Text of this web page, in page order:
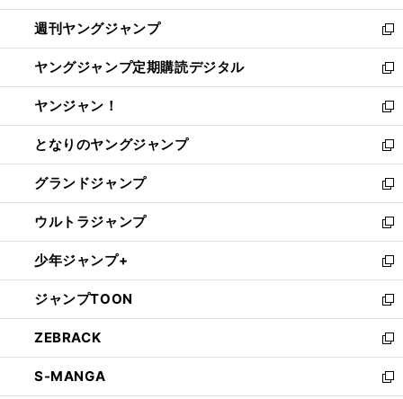
開
く
ウ
で
開
く
ン
ド
ウ
で
開
く
ウ
ィ
ン
ド
ウ
で
開
く
週刊ヤングジャンプ
新
し
い
ウ
ィ
ン
ド
ウ
で
開
く
ヤングジャンプ定期購読デジタル
新
し
い
ウ
ィ
ン
ド
ウ
で
開
く
ヤンジャン！
新
し
い
ウ
ィ
ン
ド
ウ
で
開
く
となりのヤングジャンプ
新
し
い
ウ
ィ
ン
ド
ウ
で
開
く
グランドジャンプ
新
し
い
ウ
ィ
ン
ド
ウ
で
開
く
ウルトラジャンプ
新
し
い
ウ
ィ
ン
ド
ウ
で
開
少年ジャンプ+
新
し
い
ウ
ィ
ン
ド
ジャンプTOON
新
し
い
ウ
ィ
ZEBRACK
新
し
い
S-MANGA
新